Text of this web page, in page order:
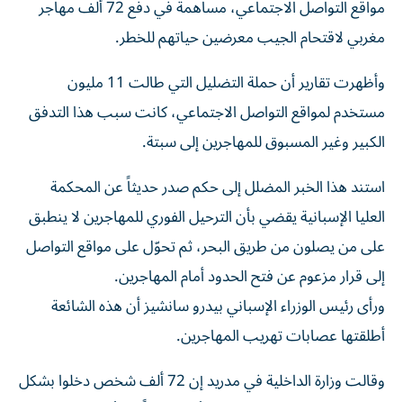
مواقع التواصل الاجتماعي، مساهمة في دفع 72 ألف مهاجر
مغربي لاقتحام الجيب معرضين حياتهم للخطر.
وأظهرت تقارير أن حملة التضليل التي طالت 11 مليون
مستخدم لمواقع التواصل الاجتماعي، كانت سبب هذا التدفق
الكبير وغير المسبوق للمهاجرين إلى سبتة.
استند هذا الخبر المضلل إلى حكم صدر حديثاً عن المحكمة
العليا الإسبانية يقضي بأن الترحيل الفوري للمهاجرين لا ينطبق
على من يصلون من طريق البحر، ثم تحوّل على مواقع التواصل
إلى قرار مزعوم عن فتح الحدود أمام المهاجرين.
ورأى رئيس الوزراء الإسباني بيدرو سانشيز أن هذه الشائعة
أطلقتها عصابات تهريب المهاجرين.
وقالت وزارة الداخلية في مدريد إن 72 ألف شخص دخلوا بشكل